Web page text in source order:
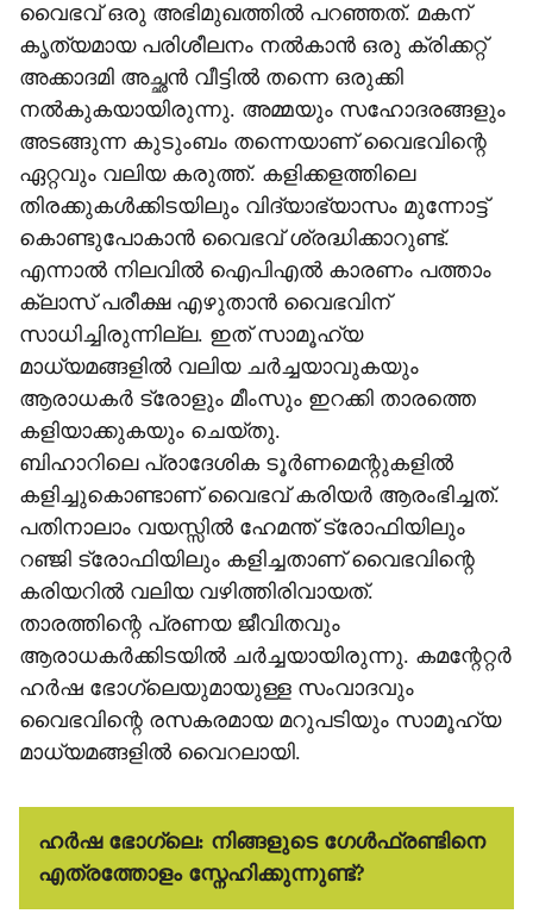
വൈഭവ് ഒരു അഭിമുഖത്തിൽ പറഞ്ഞത്. ​മകന്
കൃത്യമായ പരിശീലനം നൽകാൻ ഒരു ക്രിക്കറ്റ്
അക്കാദമി അച്ഛൻ വീട്ടിൽ തന്നെ ഒരുക്കി
നൽകുകയായിരുന്നു. അമ്മയും സഹോദരങ്ങളും
അടങ്ങുന്ന കുടുംബം തന്നെയാണ് വൈഭവിന്റെ
ഏറ്റവും വലിയ കരുത്ത്. കളിക്കളത്തിലെ
തിരക്കുകൾക്കിടയിലും വിദ്യാഭ്യാസം മുന്നോട്ട്
കൊണ്ടുപോകാൻ വൈഭവ് ശ്രദ്ധിക്കാറുണ്ട്.
എന്നാൽ നിലവിൽ ഐപിഎൽ കാരണം പത്താം
ക്ലാസ് പരീക്ഷ എഴുതാൻ വൈഭവിന്
സാധിച്ചിരുന്നില്ല. ഇത് സാമൂഹ്യ
മാധ്യമങ്ങളിൽ വലിയ ചർച്ചയാവുകയും
ആരാധകർ ട്രോളും മീംസും ഇറക്കി താരത്തെ
കളിയാക്കുകയും ചെയ്തു. ​
ബിഹാറിലെ പ്രാദേശിക ടൂർണമെന്റുകളിൽ
കളിച്ചുകൊണ്ടാണ് വൈഭവ് കരിയർ ആരംഭിച്ചത്.
പതിനാലാം വയസ്സിൽ ഹേമന്ത് ട്രോഫിയിലും
റഞ്ജി ട്രോഫിയിലും കളിച്ചതാണ് വൈഭവിന്റെ
കരിയറിൽ വലിയ വഴിത്തിരിവായത്.
താരത്തിന്റെ പ്രണയ ജീവിതവും
ആരാധകർക്കിടയിൽ ചർച്ചയായിരുന്നു. കമന്റേറ്റർ
ഹർഷ ഭോഗ്ലെയുമായുള്ള സംവാദവും
വൈഭവിന്റെ രസകരമായ മറുപടിയും സാമൂഹ്യ
മാധ്യമങ്ങളിൽ വൈറലായി.
ഹർഷ ഭോഗ്ലെ: നിങ്ങളുടെ ഗേൾഫ്രണ്ടിനെ
എത്രത്തോളം സ്നേഹിക്കുന്നുണ്ട്?